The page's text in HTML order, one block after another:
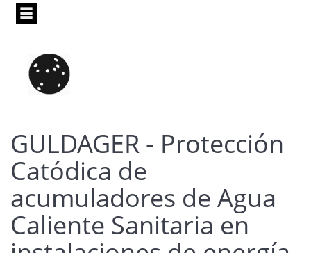
Pasar
principal
GULDAGER - Protección
Catódica de
acumuladores de Agua
Caliente Sanitaria en